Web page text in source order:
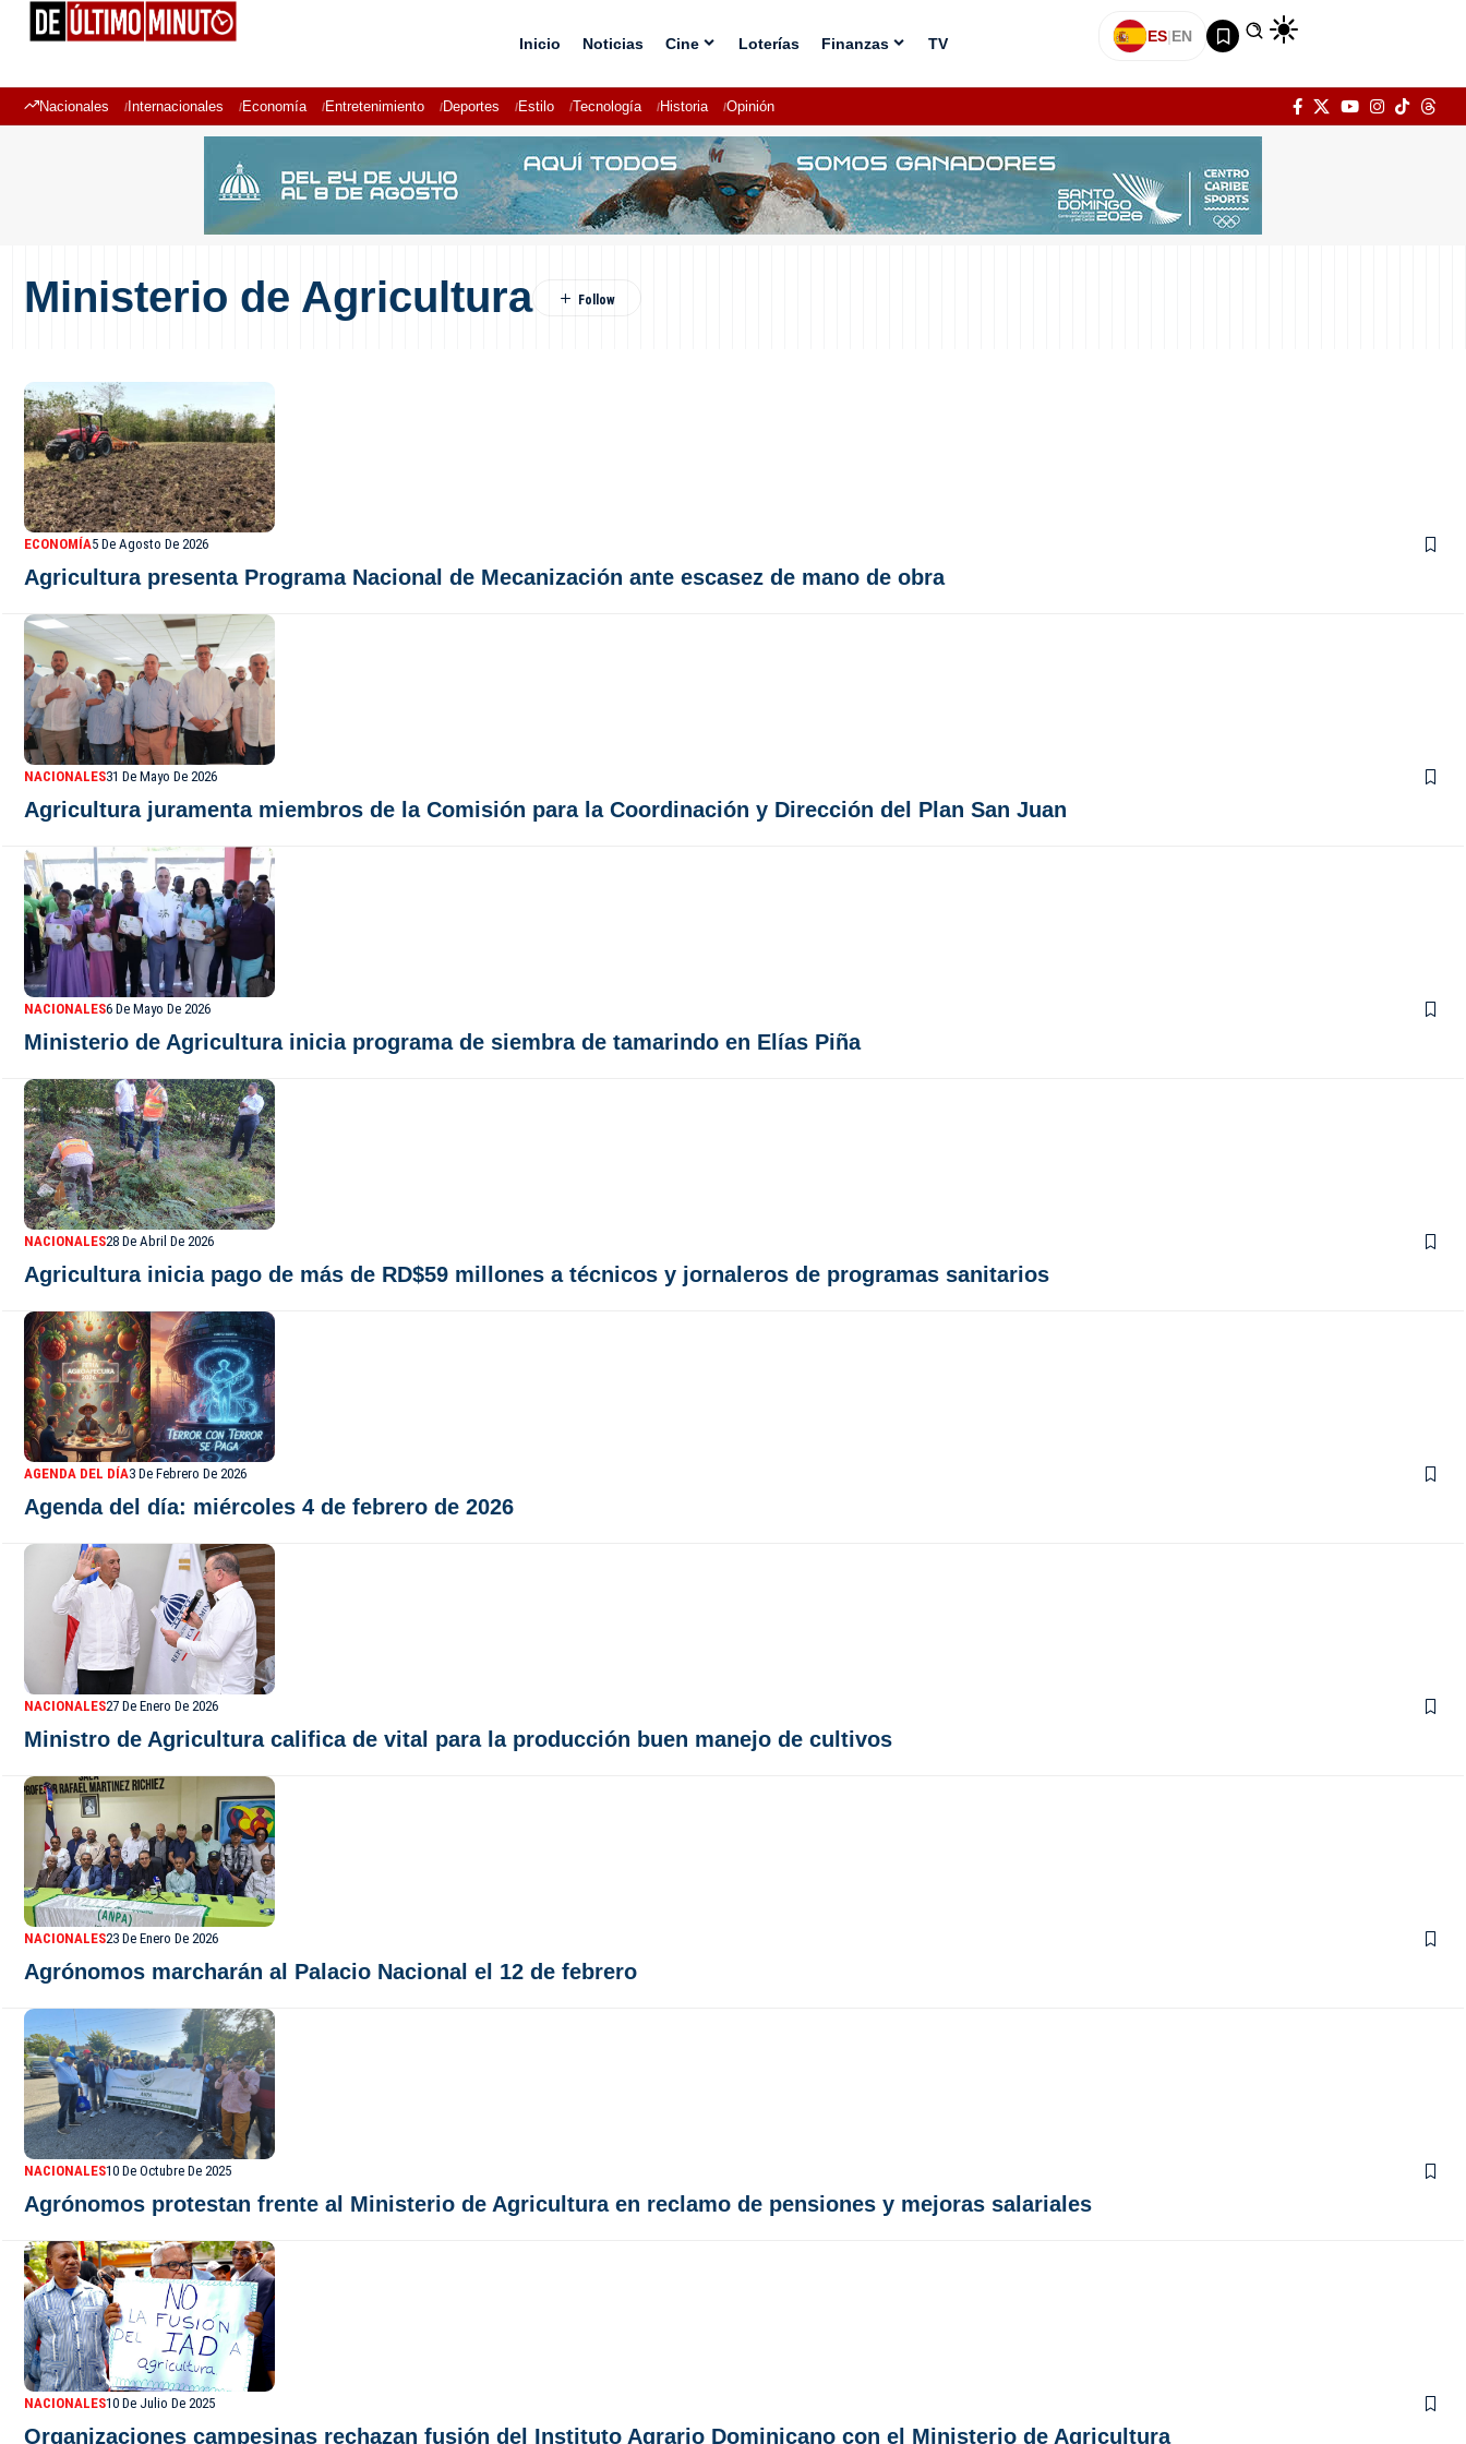
Inicio Noticias Cine Loterías Finanzas TV ES|EN
Nacionales Internacionales Economía Entretenimiento Deportes Estilo Tecnología Historia Opinión
Ministerio de Agricultura
ECONOMÍA5 De Agosto De 2026
Agricultura presenta Programa Nacional de Mecanización ante escasez de mano de obra
NACIONALES31 De Mayo De 2026
Agricultura juramenta miembros de la Comisión para la Coordinación y Dirección del Plan San Juan
NACIONALES6 De Mayo De 2026
Ministerio de Agricultura inicia programa de siembra de tamarindo en Elías Piña
NACIONALES28 De Abril De 2026
Agricultura inicia pago de más de RD$59 millones a técnicos y jornaleros de programas sanitarios
AGENDA DEL DÍA3 De Febrero De 2026
Agenda del día: miércoles 4 de febrero de 2026
NACIONALES27 De Enero De 2026
Ministro de Agricultura califica de vital para la producción buen manejo de cultivos
NACIONALES23 De Enero De 2026
Agrónomos marcharán al Palacio Nacional el 12 de febrero
NACIONALES10 De Octubre De 2025
Agrónomos protestan frente al Ministerio de Agricultura en reclamo de pensiones y mejoras salariales
NACIONALES10 De Julio De 2025
Organizaciones campesinas rechazan fusión del Instituto Agrario Dominicano con el Ministerio de Agricultura